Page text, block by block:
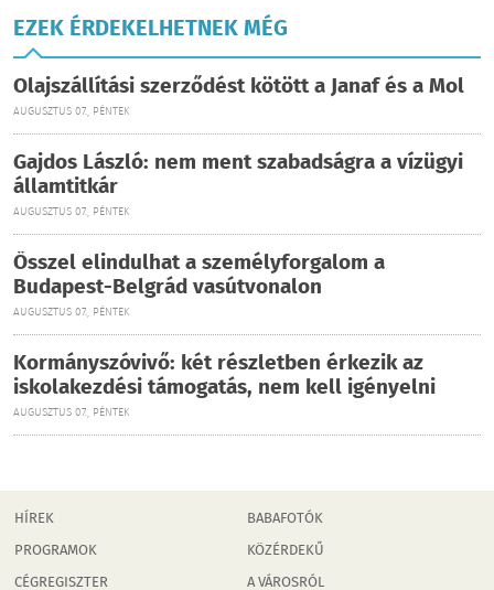
EZEK ÉRDEKELHETNEK MÉG
Olajszállítási szerződést kötött a Janaf és a Mol
AUGUSZTUS 07., PÉNTEK
Gajdos László: nem ment szabadságra a vízügyi
államtitkár
AUGUSZTUS 07., PÉNTEK
Ősszel elindulhat a személyforgalom a
Budapest-Belgrád vasútvonalon
AUGUSZTUS 07., PÉNTEK
Kormányszóvivő: két részletben érkezik az
iskolakezdési támogatás, nem kell igényelni
AUGUSZTUS 07., PÉNTEK
HÍREK
PROGRAMOK
CÉGREGISZTER
BABAFOTÓK
KÖZÉRDEKŰ
A VÁROSRÓL